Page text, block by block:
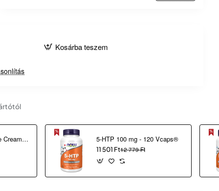
Kosárba teszem
2 in 1 Correcting Eye Cream (30 ml) 5-HTP 100 mg - 120 Vcaps®
11 501 Ft12 779 Ft